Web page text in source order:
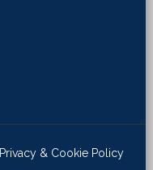
Privacy & Cookie Policy